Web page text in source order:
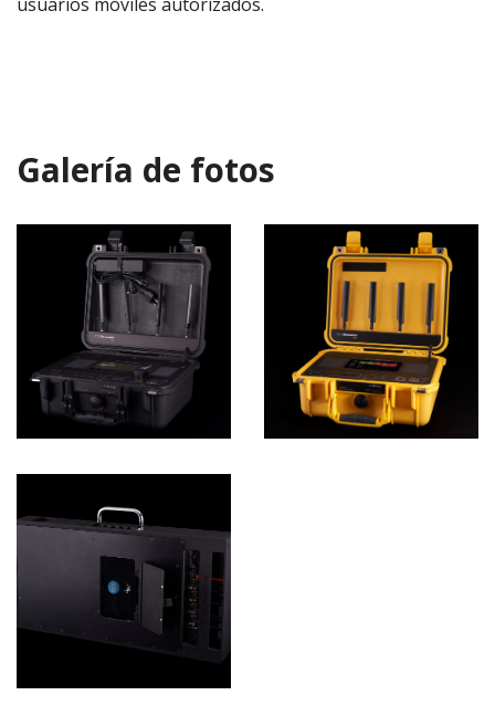
Galería de fotos